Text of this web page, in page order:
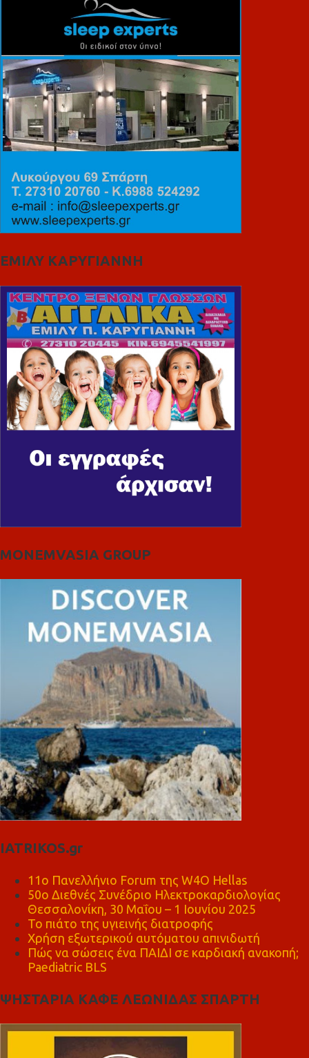
ΕΜΙΛΥ ΚΑΡΥΓΙΑΝΝΗ
MONEMVASIA GROUP
IATRIKOS.gr
11ο Πανελλήνιο Forum της W4O Hellas
50ο Διεθνές Συνέδριο Ηλεκτροκαρδιολογίας
Θεσσαλονίκη, 30 Μαΐου – 1 Ιουνίου 2025
Το πιάτο της υγιεινής διατροφής
Χρήση εξωτερικού αυτόματου απινιδωτή
Πώς να σώσεις ένα ΠΑΙΔΙ σε καρδιακή ανακοπή;
Paediatric BLS
ΨΗΣΤΑΡΙΑ ΚΑΦΕ ΛΕΩΝΙΔΑΣ ΣΠΑΡΤΗ